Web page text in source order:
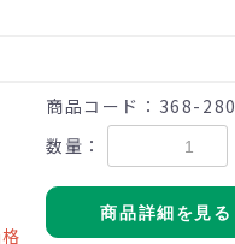
商品コード：368-280
数量：
商品詳細を見る